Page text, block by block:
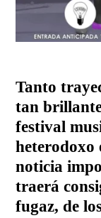
Tanto
tan
festival
heterodoxo
noticia
traerá
fugaz, de